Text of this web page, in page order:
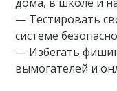
— Тестировать
системе
— Избегать
вымогателей и